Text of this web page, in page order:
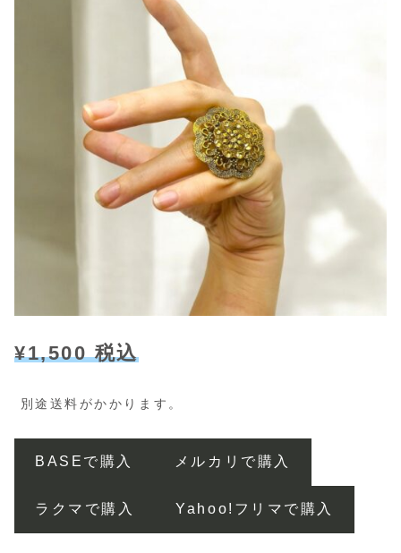
¥1,500 税込
別途送料がかかります。
BASEで購入 メルカリで購入
ラクマで購入 Yahoo!フリマで購入